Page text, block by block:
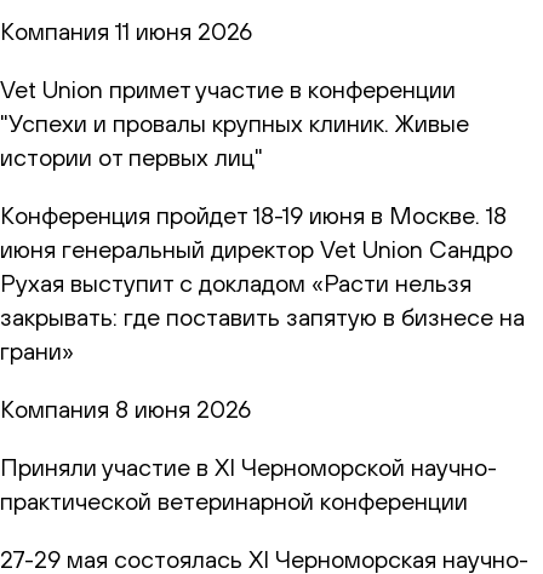
Компания 11 июня 2026
Vet Union примет участие в конференции
"Успехи и провалы крупных клиник. Живые
истории от первых лиц"
Конференция пройдет 18-19 июня в Москве. 18
июня генеральный директор Vet Union Сандро
Рухая выступит с докладом «Расти нельзя
закрывать: где поставить запятую в бизнесе на
грани»
Компания 8 июня 2026
Приняли участие в XI Черноморской научно-
практической ветеринарной конференции
27-29 мая состоялась XI Черноморская научно-